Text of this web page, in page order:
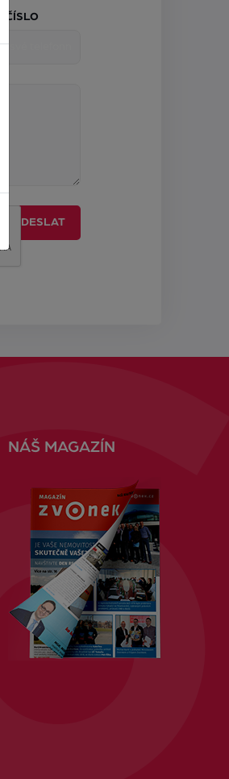
ČÍSLO
ODESLAT
NÁŠ MAGAZÍN